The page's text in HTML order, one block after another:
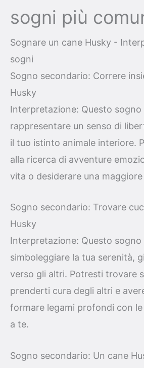
sogni più
Sognare un cane Husky -
sogni
Sogno secondario: Correre
Husky
Interpretazione: Questo
rappresentare un senso di
il tuo istinto animale interiore.
alla ricerca di avventure
vita o desiderare una
Sogno secondario: Trovare
Husky
Interpretazione: Questo sogno
simboleggiare la tua serenità,
verso gli altri. Potresti trovare
prenderti cura degli altri e
formare legami profondi con
a te.
Sogno secondario: Un cane